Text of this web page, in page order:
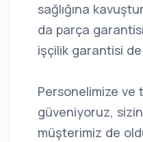
sağlığına
da parça garantisi
işçilik garantisi
Personelimize ve
güveniyoruz,
müşterimiz de